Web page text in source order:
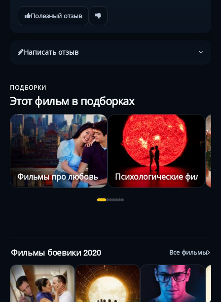
Полезный отзыв
Написать отзыв
ПОДБОРКИ
Этот фильм в подборках
Фильмы про любовь Психологические фильмы
Фильмы боевики 2020 Все фильмы